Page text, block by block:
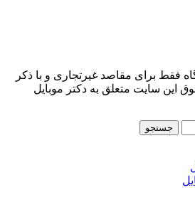
فقط برای مقاصد غیرتجاری و با ذکر
این سایت متعلق به دکتر موبایل
جستجو